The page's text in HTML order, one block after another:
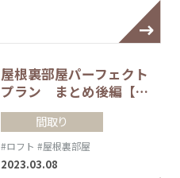
屋根裏部屋パーフェクト
プラン まとめ後編【…
間取り
#ロフト #屋根裏部屋
2023.03.08